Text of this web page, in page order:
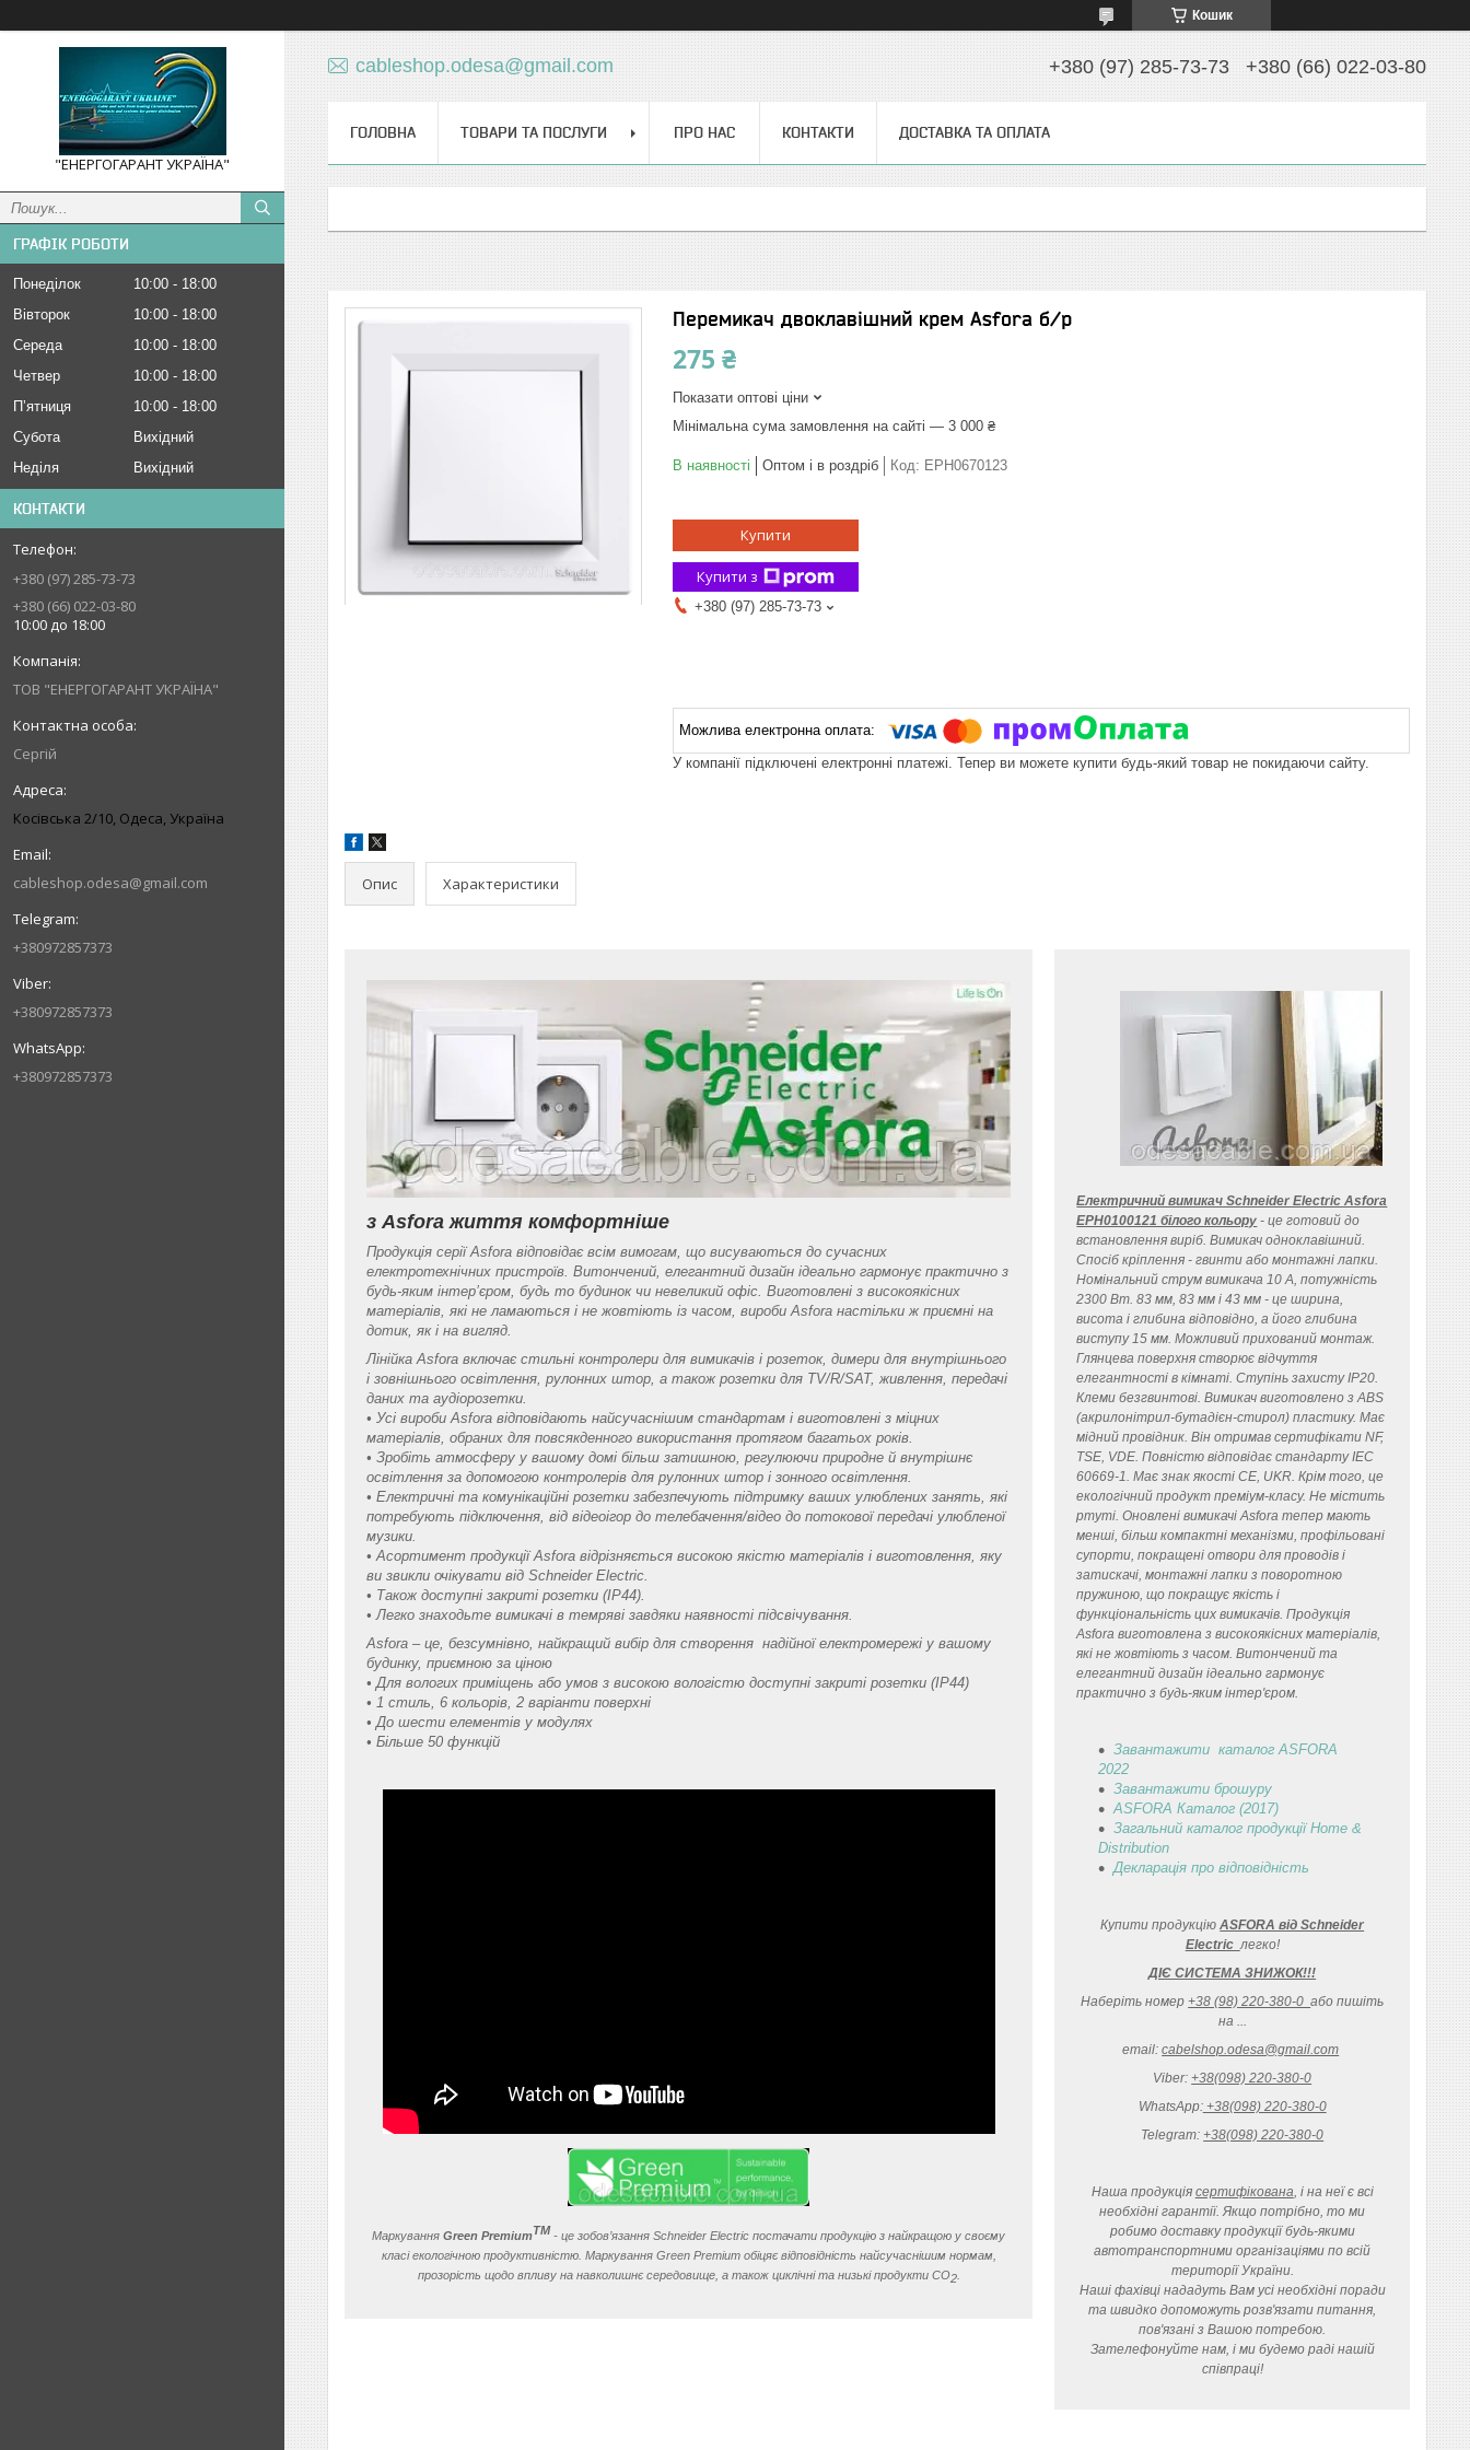
Кошик
"ЕНЕРГОГАРАНТ УКРАЇНА"
ГРАФІК РОБОТИ
Понеділок 10:00
18:00
Вівторок
10:00
18:00
Середа
10:00
18:00
Четвер
10:00
18:00
Пʼятниця
10:00
18:00
Субота
Вихідний
Неділя
Вихідний
КОНТАКТИ
+380 (97) 285-73-73
+380 (66) 022-03-80
10:00 до 18:00
ТОВ "ЕНЕРГОГАРАНТ УКРАЇНА"
Сергій
Косівська 2/10, Одеса, Україна
cableshop.odesa@gmail.com
+380972857373
+380972857373
+380972857373
cableshop.odesa@gmail.com +380 (97) 285-73-73 +380 (66) 022-03-80
ГОЛОВНА ТОВАРИ ТА ПОСЛУГИ ПРО НАС КОНТАКТИ ДОСТАВКА ТА ОПЛАТА
Перемикач двоклавішний крем Asfora б/р
275 ₴
Показати оптові ціни
Мінімальна сума замовлення на сайті — 3 000 ₴
В наявності Оптом і в роздріб Код: EPH0670123
Купити
Купити з
+380 (97) 285-73-73
У компанії підключені електронні платежі. Тепер ви можете купити будь-який товар не покидаючи сайту.
Опис Характеристики
з Asfora життя комфортніше
Продукція серії Asfora відповідає всім вимогам, що висуваються до сучасних
електротехнічних пристроїв. Витончений, елегантний дизайн ідеально гармонує практично з
будь-яким інтер’єром, будь то будинок чи невеликий офіс. Виготовлені з високоякісних
матеріалів, які не ламаються і не жовтіють із часом, вироби Asfora настільки ж приємні на
дотик, як і на вигляд.
Лінійка Asfora включає стильні контролери для вимикачів і розеток, димери для внутрішнього
і зовнішнього освітлення, рулонних штор, а також розетки для TV/R/SAT, живлення, передачі
даних та аудіорозетки.
• Усі вироби Asfora відповідають найсучаснішим стандартам і виготовлені з міцних
матеріалів, обраних для повсякденного використання протягом багатьох років.
• Зробіть атмосферу у вашому домі більш затишною, регулюючи природне й внутрішнє
освітлення за допомогою контролерів для рулонних штор і зонного освітлення.
• Електричні та комунікаційні розетки забезпечують підтримку ваших улюблених занять, які
потребують підключення, від відеоігор до телебачення/відео до потокової передачі улюбленої
музики.
• Асортимент продукції Asfora відрізняється високою якістю матеріалів і виготовлення, яку
ви звикли очікувати від Schneider Electric.
• Також доступні закриті розетки (IP44).
• Легко знаходьте вимикачі в темряві завдяки наявності підсвічування.
Asfora – це, безсумнівно, найкращий вибір для створення надійної електромережі у вашому
будинку, приємною за ціною
• Для вологих приміщень або умов з високою вологістю доступні закриті розетки (IP44)
• 1 стиль, 6 кольорів, 2 варіанти поверхні
• До шести елементів у модулях
• Більше 50 функцій
МаркуванняGreen PremiumTM - це зобов’язання Schneider Electric постачати продукцію з найкращою у своєму
класі екологічною продуктивністю. Маркування Green Premium обіцяє відповідність найсучаснішим нормам,
прозорість щодо впливу на навколишнє середовище, а також циклічні та низькі продукти CO2.
Електричний вимикач Schneider Electric Asfora
EPH0100121 білого кольору - це готовий до
встановлення виріб. Вимикач одноклавішний.
Спосіб кріплення - гвинти або монтажні лапки.
Номінальний струм вимикача 10 A, потужність
2300 Вт. 83 мм, 83 мм і 43 мм - це ширина,
висота і глибина відповідно, а його глибина
виступу 15 мм. Можливий прихований монтаж.
Глянцева поверхня створює відчуття
елегантності в кімнаті. Ступінь захисту IP20.
Клеми безгвинтові. Вимикач виготовлено з ABS
(акрилонітрил-бутадієн-стирол) пластику. Має
мідний провідник. Він отримав сертифікати NF,
TSE, VDE. Повністю відповідає стандарту IEC
60669-1. Має знак якості CE, UKR. Крім того, це
екологічний продукт преміум-класу. Не містить
ртуті. Оновлені вимикачі Asfora тепер мають
менші, більш компактні механізми, профільовані
супорти, покращені отвори для проводів і
затискачі, монтажні лапки з поворотною
пружиною, що покращує якість і
функціональність цих вимикачів. Продукція
Asfora виготовлена з високоякісних матеріалів,
які не жовтіють з часом. Витончений та
елегантний дизайн ідеально гармонує
практично з будь-яким інтер'єром.
Завантажити каталог ASFORA
2022
Завантажити брошуру
ASFORA Каталог (2017)
Загальний каталог продукції Home &
Distribution
Деклараціяпро відповідність
Купити продукціюASFORA від Schneider
Electricлегко!
ДІЄ СИСТЕМА ЗНИЖОК!!!
Наберіть номер+38 (98) 220-380-0або пишіть
на ...
email:cabelshop.odesa@gmail.com
Viber:+38(098) 220-380-0
WhatsApp:+38(098) 220-380-0
Telegram:+38(098) 220-380-0
Наша продукція сертифікована, і на неї є всі
необхідні гарантії. Якщо потрібно, то ми
робимо доставку продукції будь-якими
автотранспортними організаціями по всій
території України.
Наші фахівці нададуть Вам усі необхідні поради
та швидко допоможуть розв'язати питання,
пов'язані з Вашою потребою.
Зателефонуйте нам, і ми будемо раді нашій
співпраці!